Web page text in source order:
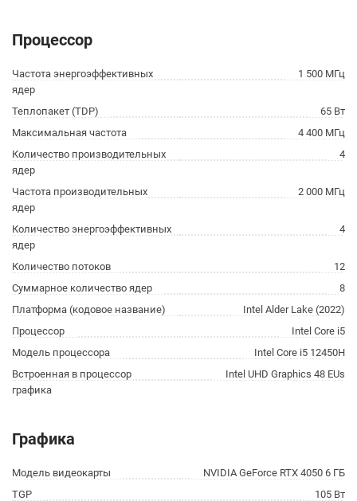
Процессор
Частота энергоэффективных
ядер
1 500 МГц
Теплопакет (TDP)
65 Вт
Максимальная частота
4 400 МГц
Количество производительных
ядер
4
Частота производительных
ядер
2 000 МГц
Количество энергоэффективных
ядер
4
Количество потоков
12
Суммарное количество ядер
8
Платформа (кодовое название)
Intel Alder Lake (2022)
Процессор
Intel Core i5
Модель процессора
Intel Core i5 12450H
Встроенная в процессор
графика
Intel UHD Graphics 48 EUs
Графика
Модель видеокарты
NVIDIA GeForce RTX 4050 6 ГБ
TGP
105 Вт